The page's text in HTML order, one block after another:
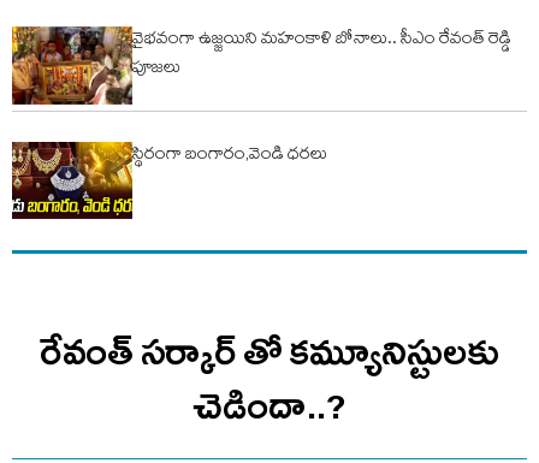
వైభవంగా ఉజ్జయిని మహంకాళి బోనాలు.. సీఎం రేవంత్ రెడ్డి
పూజలు
స్థిరంగా బంగారం,వెండి ధరలు
రేవంత్ సర్కార్ తో కమ్యూనిస్టులకు
చెడిందా..?